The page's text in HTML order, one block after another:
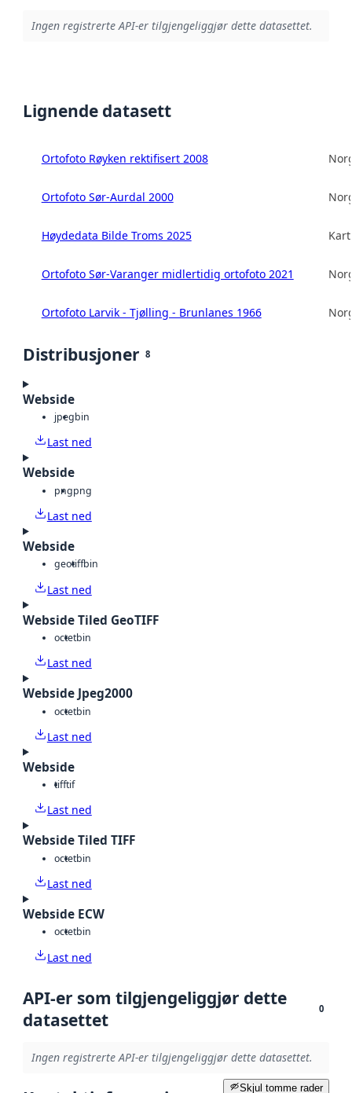
Ingen registrerte API-er tilgjengeliggjør dette datasettet.
Lignende datasett
Ortofoto Røyken rektifisert 2008
Ortofoto Sør-Aurdal 2000
Høydedata Bilde Troms 2025
Ortofoto Sør-Varanger midlertidig ortofoto 2021
Ortofoto Larvik - Tjølling - Brunlanes 1966
Distribusjoner 8
Webside
jpegbin
Last ned
Webside
pngpng
Last ned
Webside
geotiffbin
Last ned
Webside Tiled GeoTIFF
octetbin
Last ned
Webside Jpeg2000
octetbin
Last ned
Webside
tifftif
Last ned
Webside Tiled TIFF
octetbin
Last ned
Webside ECW
octetbin
Last ned
API-er som tilgjengeliggjør dette
datasettet
0
Ingen registrerte API-er tilgjengeliggjør dette datasettet.
Skjul tomme rader